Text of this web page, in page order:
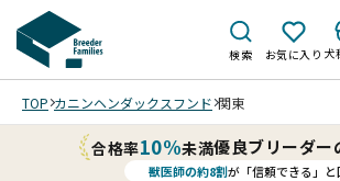
検索 お気に入り 犬
TOP カニンヘンダックスフンド 関東
合格率10%未満優良ブリーダー
獣医師の約8割が「信頼できる」と